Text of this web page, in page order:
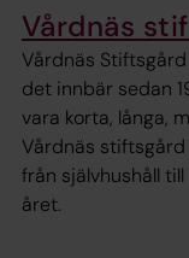
Vårdnäs
Vårdnäs
det innbär sedan
vara korta, långa,
Vårdnäs
från självhushåll
året.